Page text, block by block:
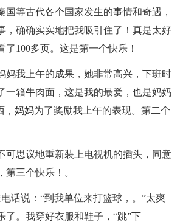
国等古代各个国家发生的事情和奇遇，
，确确实实地把我吸引住了！真是太好
了100多页。这是第一个快乐！
妈我上午的成果，她非常高兴，下班时
一箱牛肉面，这是我的最爱，也是妈妈
，妈妈为了奖励我上午的表现。第二个
可思议地重新装上电视机的插头，同意
第三个快乐！。
话说：“到我单位来打篮球，。”太爽
了。我穿好衣服和鞋子，“跳”下